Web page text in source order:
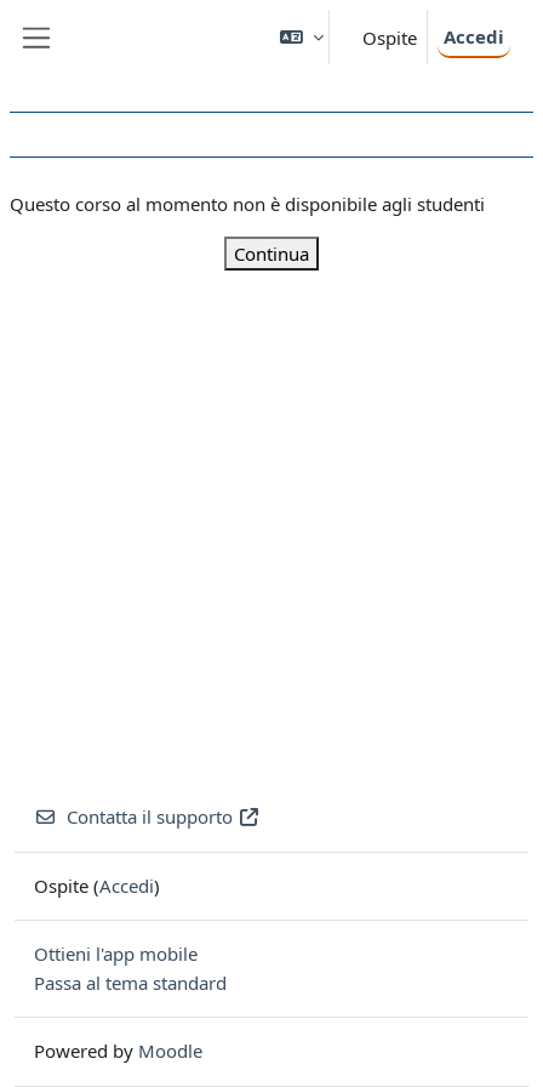
Ospite Accedi
Questo corso al momento non è disponibile agli studenti
Continua
Contatta il supporto
Ospite (Accedi)
Ottieni l'app mobile
Passa al tema standard
Powered by Moodle